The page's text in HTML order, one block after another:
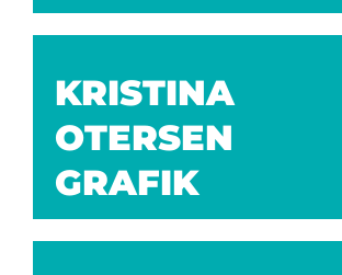
KRISTINA
OTERSEN
GRAFIK